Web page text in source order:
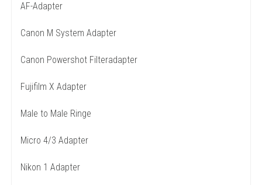
AF-Adapter
Canon M System Adapter
Canon Powershot Filteradapter
Fujifilm X Adapter
Male to Male Ringe
Micro 4/3 Adapter
Nikon 1 Adapter